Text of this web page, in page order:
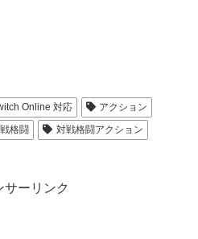
Online 対応
アクション
格闘
対戦格闘アクション
サーリンク